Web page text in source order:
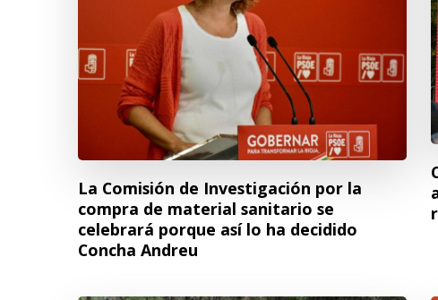
La Comisión de Investigación por la
compra de material sanitario se
celebrará porque así lo ha decidido
Concha Andreu